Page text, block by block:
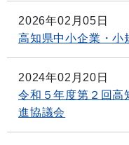
2026年02月05日
高知県中小企業・小
2024年02月20日
令和５年度第２回高
進協議会